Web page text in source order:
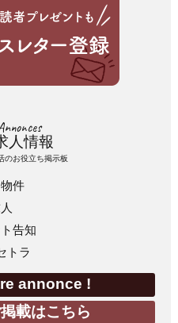
人情報
のお役立ち掲示板
件
告知
トラ
annonce !
載はこちら